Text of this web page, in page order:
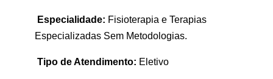
Especialidade: Fisioterapia e Terapias
Especializadas Sem Metodologias.
Tipo de Atendimento: Eletivo